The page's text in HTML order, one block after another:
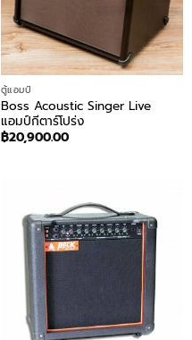
ตู้แอมป์
Boss Acoustic Singer Live
แอมป์กีตาร์โปร่ง
฿20,900.00